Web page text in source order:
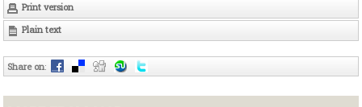
Print version
Plain text
Share on: